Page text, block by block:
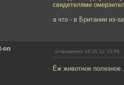
свидетелями
а что - в Британии из-
on отправлено 18.05.12 23:56
Ёж животное